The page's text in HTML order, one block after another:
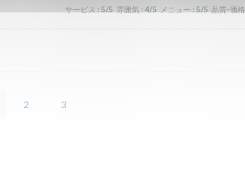
サービス : 5/5 雰囲気 : 4/5 メニュー : 5/5 品質-価格
2 3